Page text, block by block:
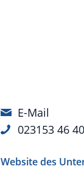
E-Mail
023153 46
Website des